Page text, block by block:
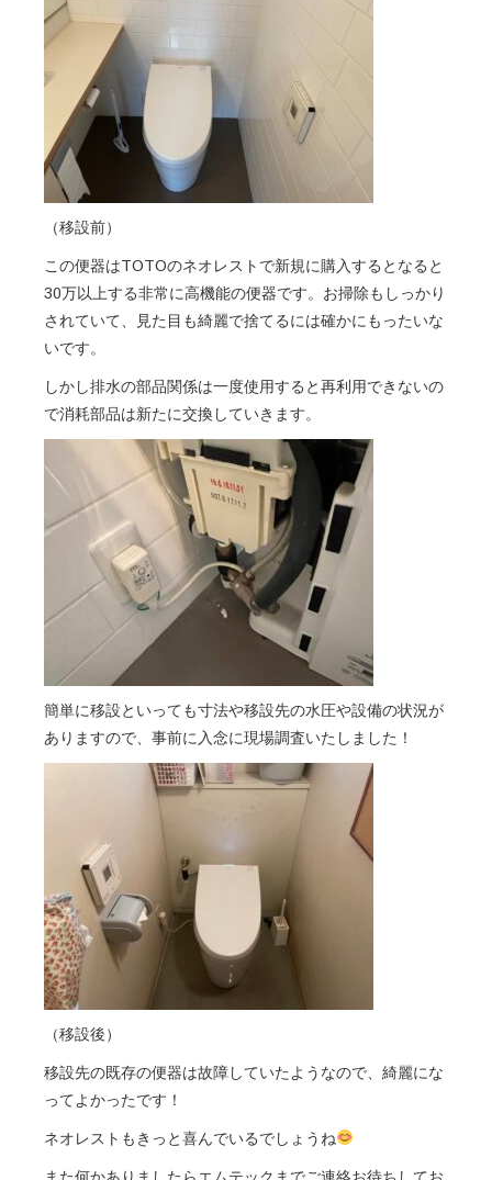
（移設前）
この便器はTOTOのネオレストで新規に購入するとなると
30万以上する非常に高機能の便器です。お掃除もしっかり
されていて、見た目も綺麗で捨てるには確かにもったいな
いです。
しかし排水の部品関係は一度使用すると再利用できないの
で消耗部品は新たに交換していきます。
簡単に移設といっても寸法や移設先の水圧や設備の状況が
ありますので、事前に入念に現場調査いたしました！
（移設後）
移設先の既存の便器は故障していたようなので、綺麗にな
ってよかったです！
ネオレストもきっと喜んでいるでしょうね